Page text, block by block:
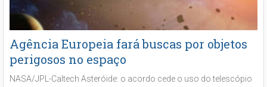
Agência Europeia fará buscas por objetos
perigosos no espaço
NASA/JPL-Caltech Asteróide: o acordo cede o uso do telescópio